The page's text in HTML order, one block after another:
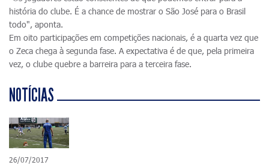
história do clube. É a chance de mostrar o São José para o Brasil
todo", aponta.
Em oito participações em competições nacionais, é a quarta vez que
o Zeca chega à segunda fase. A expectativa é de que, pela primeira
vez, o clube quebre a barreira para a terceira fase.
NOTÍCIAS
26/07/2017